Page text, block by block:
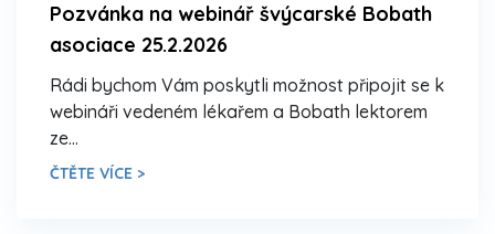
Pozvánka na webinář švýcarské Bobath
asociace 25.2.2026
Rádi bychom Vám poskytli možnost připojit se k
webináři vedeném lékařem a Bobath lektorem
ze…
ČTĚTE VÍCE >